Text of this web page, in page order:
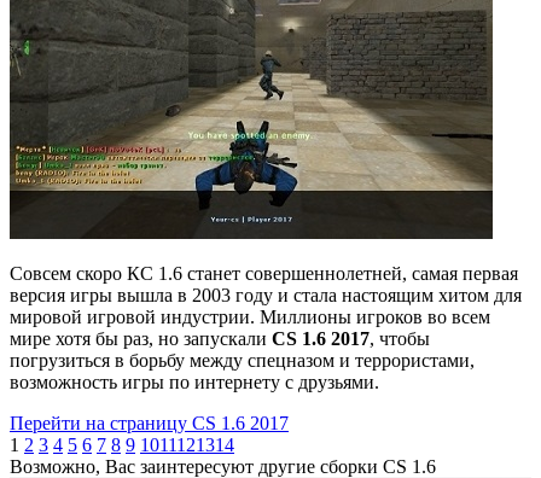
Совсем скоро КС 1.6 станет совершеннолетней, самая первая
версия игры вышла в 2003 году и стала настоящим хитом для
мировой игровой индустрии. Миллионы игроков во всем
мире хотя бы раз, но запускали CS 1.6 2017, чтобы
погрузиться в борьбу между спецназом и террористами,
возможность игры по интернету c друзьями.
Перейти на страницу CS 1.6 2017
1 2 3 4 5 6 7 8 9 1011121314
Возможно, Вас заинтересуют другие сборки CS 1.6